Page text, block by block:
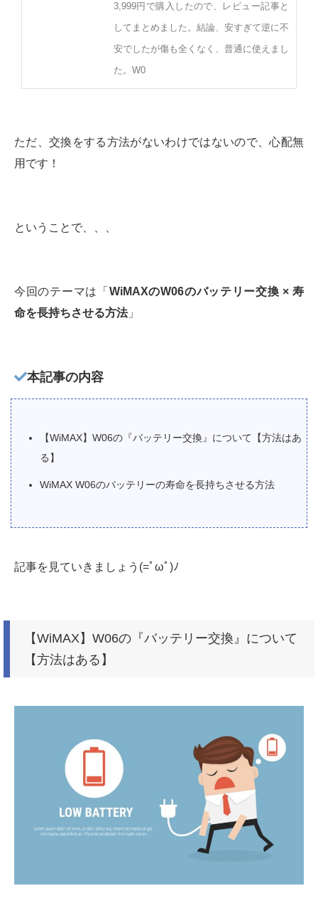
3,999円で購入したので、レビュー記事と
してまとめました。結論、安すぎて逆に不
安でしたが傷も全くなく、普通に使えまし
た。W0
ただ、交換をする方法がないわけではないので、心配無
用です！
ということで、、、
今回のテーマは「 WiMAXのW06のバッテリー交換 × 寿
命を長持ちさせる方法」
本記事の内容
【WiMAX】W06の『バッテリー交換』について【方法はあ
る】
WiMAX W06のバッテリーの寿命を長持ちさせる方法
記事を見ていきましょう(=ﾟωﾟ)ﾉ
【WiMAX】W06の『バッテリー交換』について
【方法はある】